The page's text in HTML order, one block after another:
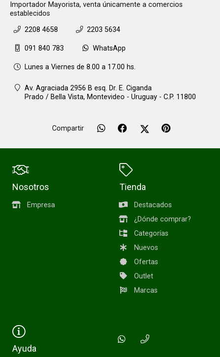
Importador Mayorista, venta únicamente a comercios
establecidos
2208 4658
2203 5634
091 840 783 WhatsApp
Lunes a Viernes de 8.00 a 17.00 hs.
Av. Agraciada 2956 B esq. Dr. E. Ciganda
Prado / Bella Vista, Montevideo - Uruguay - C.P. 11800
Compartir
Nosotros
Empresa
Tienda
Destacados
¿Dónde comprar?
Categorías
Nuevos
Ofertas
Outlet
Marcas
Ayuda